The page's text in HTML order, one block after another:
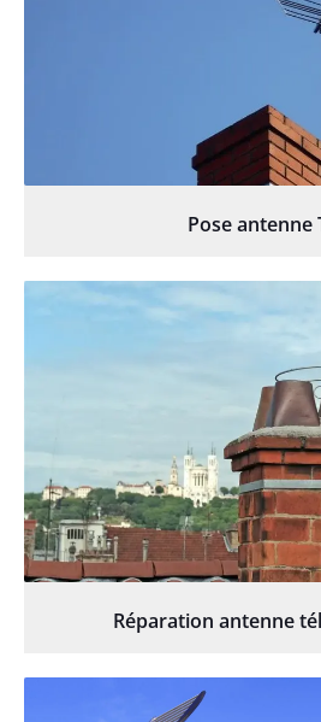
Pose antenne
Réparation antenne